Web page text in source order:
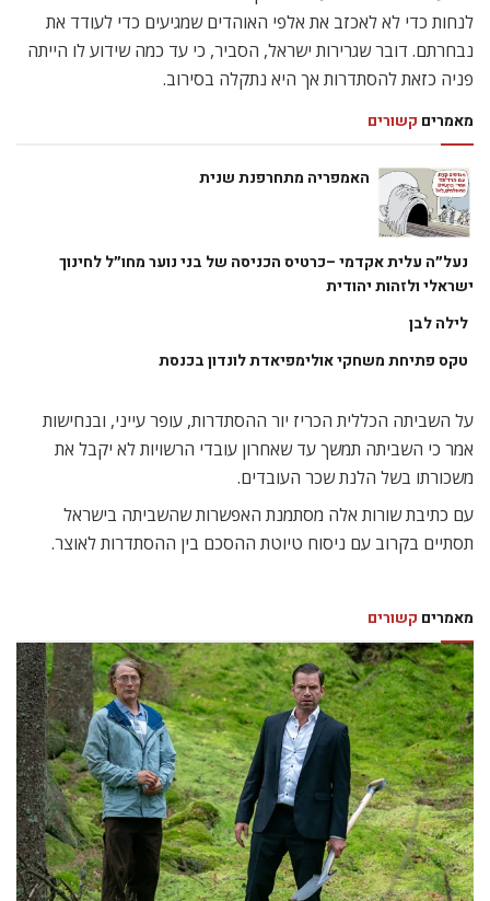
לנחות כדי לא לאכזב את אלפי האוהדים שמגיעים כדי לעודד את
נבחרתם. דובר שגרירות ישראל, הסביר, כי עד כמה שידוע לו הייתה
פניה כזאת להסתדרות אך היא נתקלה בסירוב.
מאמרים קשורים
האמפריה מתחרפנת שנית
נעל״ה עלית אקדמי –כרטיס הכניסה של בני נוער מחו״ל לחינוך
ישראלי ולזהות יהודית
לילה לבן
טקס פתיחת משחקי אולימפיאדת לונדון בכנסת
על השביתה הכללית הכריז יור ההסתדרות, עופר עייני, ובנחישות
אמר כי השביתה תמשך עד שאחרון עובדי הרשויות לא יקבל את
משכורתו בשל הלנת שכר העובדים.
עם כתיבת שורות אלה מסתמנת האפשרות שהשביתה בישראל
תסתיים בקרוב עם ניסוח טיוטת ההסכם בין ההסתדרות לאוצר.
מאמרים קשורים